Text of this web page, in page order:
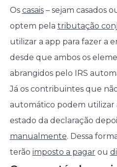
Os casais– sejam casados
optem pela tributação
utilizar a app para fazer a
desde que ambos os
abrangidos pelo IRS
Já os contribuintes que
automático podem utilizar
estado da declaração
manualmente. Dessa
terão imposto a pagarou